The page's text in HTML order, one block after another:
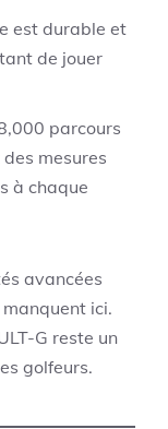
est durable et
de jouer
parcours
mesures
à chaque
avancées
ici.
G reste un
golfeurs.